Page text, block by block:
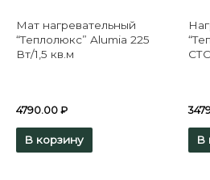
Мат нагревательный
“Теплолюкс” Alumia 225
Вт/1,5 кв.м
4790.00 ₽
В корзину В